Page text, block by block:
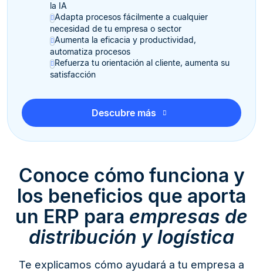
la IA
Adapta procesos fácilmente a cualquier
necesidad de tu empresa o sector
Aumenta la eficacia y productividad,
automatiza procesos
Refuerza tu orientación al cliente, aumenta su
satisfacción
Descubre más
Conoce cómo funciona y
los beneficios que aporta
un ERP para empresas de
distribución y logística
Te explicamos cómo ayudará a tu empresa a